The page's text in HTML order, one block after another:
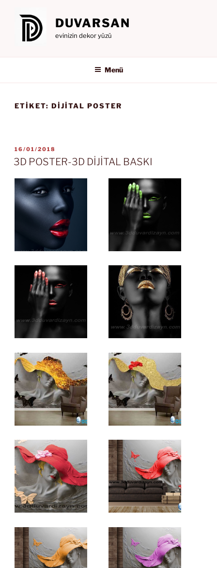
DUVARSAN
evinizin dekor yüzü
Menü
ETIKET: DIJITAL POSTER
YAYIM
TARIHI
16/01/2018
3D POSTER-3D DİJİTAL BASKI